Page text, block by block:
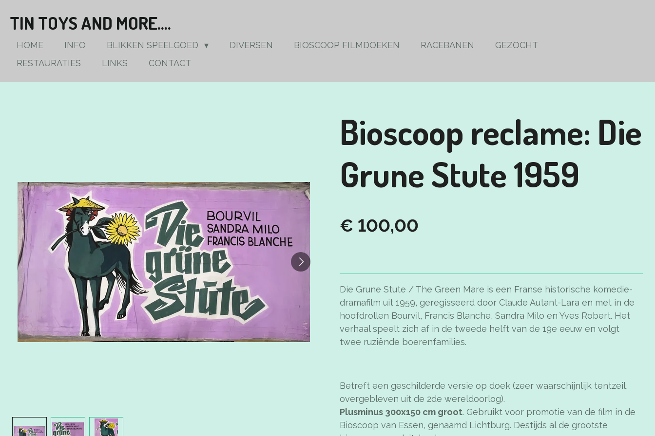
direct
hoofdinhoud
TIN TOYS AND MORE....
HOME INFO BLIKKEN SPEELGOED DIVERSEN BIOSCOOP FILMDOEKEN RACEBANEN
GEZOCHT
RESTAURATIES
LINKS CONTACT
Bioscoop reclame: Die
Grune Stute 1959
€ 100,00
Die Grune Stute / The Green Mare is een Franse historische komedie-
dramafilm uit 1959, geregisseerd door Claude Autant-Lara en met in de
hoofdrollen Bourvil, Francis Blanche, Sandra Milo en Yves Robert. Het
verhaal speelt zich af in de tweede helft van de 19e eeuw en volgt
twee ruziënde boerenfamilies.
Betreft een geschilderde versie op doek (zeer waarschijnlijk tentzeil,
overgebleven uit de 2de wereldoorlog).
Plusminus 300x150 cm groot. Gebruikt voor promotie van de film in de
Bioscoop van Essen, genaamd Lichtburg. Destijds al de grootste